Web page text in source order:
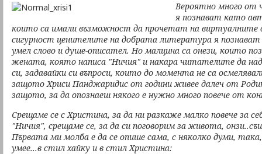
Вероятно много от
я познават като
които са имали възможност да прочетат на виртуалните
сигурност ценителите на добрата литература я
умел слово и душе-описател. Но малцина са онези, които
жената, която написа "Ничия" и накара читателите да
си, задавайки си въпроси, които до момента не са
защото Хриси Панджаридис от години живее далеч от
защото, за да опознаеш някого е нужно много повече от
Срещаме се с Христина, за да ни разкаже малко повече за
"Ничия", срещаме се, за да си поговорим за живота,
Първата ми молба е да се опише сама, с няколко думи,
умее...в стил хайку и в стил Христина: